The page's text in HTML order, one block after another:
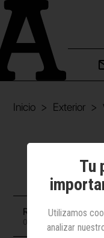
Inicio Exterior
Redacción
03 mayo 2021
Tu
Utilizamos
analizar